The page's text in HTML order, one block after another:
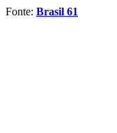
Fonte: Brasil 61